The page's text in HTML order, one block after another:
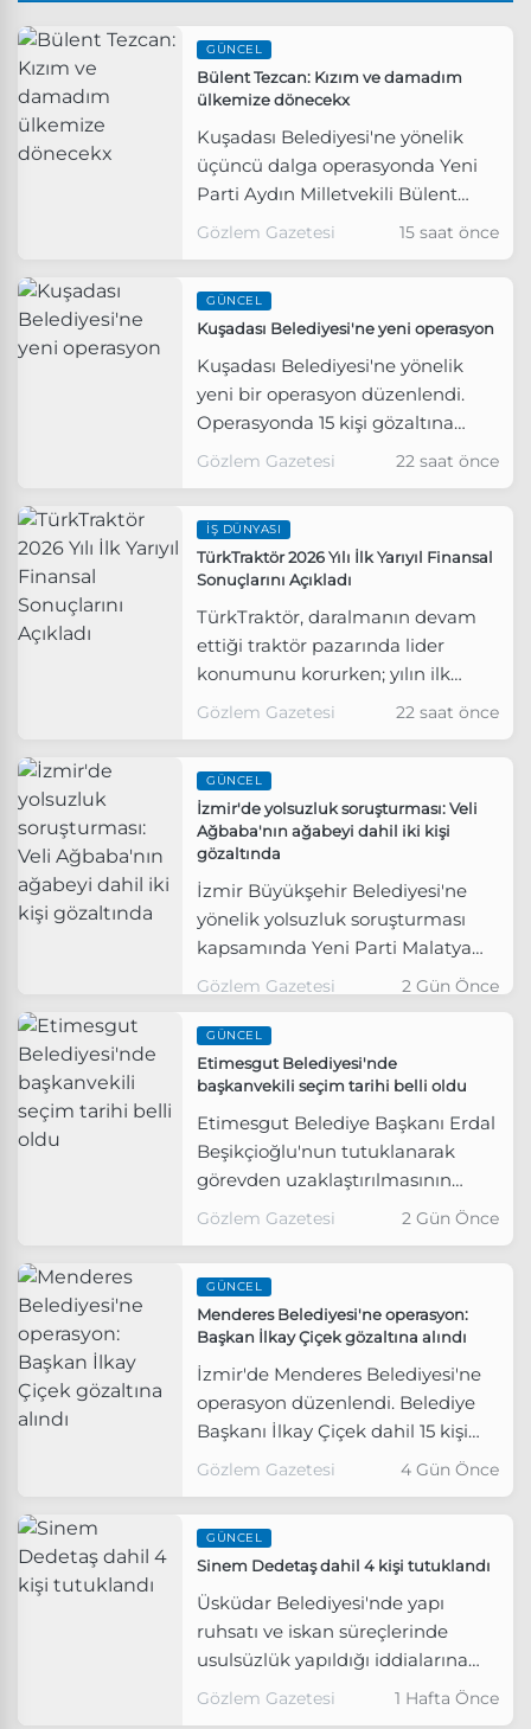
GÜNCEL
Bülent Tezcan: Kızım ve damadım
ülkemize dönecekx
Kuşadası Belediyesi'ne yönelik
üçüncü dalga operasyonda Yeni
Parti Aydın Milletvekili Bülent
Tezcan'ın damadı ve kızı
Gözlem Gazetesi 15 saat önce
GÜNCEL
Kuşadası Belediyesi'ne yeni operasyon
Kuşadası Belediyesi'ne yönelik
yeni bir operasyon düzenlendi.
Operasyonda 15 kişi gözaltına
alındı.
Gözlem Gazetesi 22 saat önce
İŞ DÜNYASI
TürkTraktör 2026 Yılı İlk Yarıyıl Finansal
Sonuçlarını Açıkladı
TürkTraktör, daralmanın devam
ettiği traktör pazarında lider
konumunu korurken; yılın ilk
yarısında operasyonel verimlilik,
Gözlem Gazetesi 22 saat önce
GÜNCEL
İzmir'de yolsuzluk soruşturması: Veli
Ağbaba'nın ağabeyi dahil iki kişi
gözaltında
İzmir Büyükşehir Belediyesi'ne
yönelik yolsuzluk soruşturması
kapsamında Yeni Parti Malatya
Milletvekili Veli Ağbaba'nın
alındı.
Gözlem Gazetesi 2 Gün Önce
GÜNCEL
Etimesgut Belediyesi'nde
başkanvekili seçim tarihi belli oldu
Etimesgut Belediye Başkanı Erdal
Beşikçioğlu'nun tutuklanarak
görevden uzaklaştırılmasının
ardından belediye başkanvekili
Gözlem Gazetesi 2 Gün Önce
GÜNCEL
Menderes Belediyesi'ne operasyon:
Başkan İlkay Çiçek gözaltına alındı
İzmir'de Menderes Belediyesi'ne
operasyon düzenlendi. Belediye
Başkanı İlkay Çiçek dahil 15 kişi
gözaltına alındı.
Gözlem Gazetesi 4 Gün Önce
GÜNCEL
Sinem Dedetaş dahil 4 kişi tutuklandı
Üsküdar Belediyesi'nde yapı
ruhsatı ve iskan süreçlerinde
usulsüzlük yapıldığı iddialarına
ilişkin yürütülen soruşturma
Gözlem Gazetesi 1 Hafta Önce